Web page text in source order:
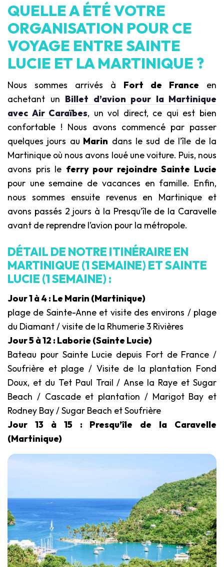
QUELLE A ÉTÉ VOTRE
ORGANISATION POUR CE
VOYAGE ENTRE SAINTE
LUCIE ET LA MARTINIQUE ?
Nous sommes arrivés à Fort de France en
achetant un Billet d’avion pour la Martinique
avec Air Caraïbes, un vol direct, ce qui est bien
confortable ! Nous avons commencé par passer
quelques jours au Marin dans le sud de l’île de la
Martinique où nous avons loué une voiture. Puis, nous
avons pris le ferry pour rejoindre Sainte Lucie
pour une semaine de vacances en famille. Enfin,
nous sommes ensuite revenus en Martinique et
avons passés 2 jours à la Presqu’île de la Caravelle
avant de reprendre l’avion pour la métropole.
DÉTAIL DE NOTRE ITINÉRAIRE EN
MARTINIQUE (1 SEMAINE) ET SAINTE
LUCIE (1 SEMAINE) :
Jour 1 à 4 : Le Marin (Martinique)
plage de Sainte-Anne et visite des environs / plage
du Diamant / visite de la Rhumerie 3 Rivières
Jour 5 à 12 : Laborie (Sainte Lucie)
Bateau pour Sainte Lucie depuis Fort de France /
Soufrière et plage / Visite de la plantation Fond
Doux, et du Tet Paul Trail / Anse la Raye et Sugar
Beach / Cascade et plantation / Marigot Bay et
Rodney Bay / Sugar Beach et Soufrière
Jour 13 à 15 : Presqu’île de la Caravelle
(Martinique)